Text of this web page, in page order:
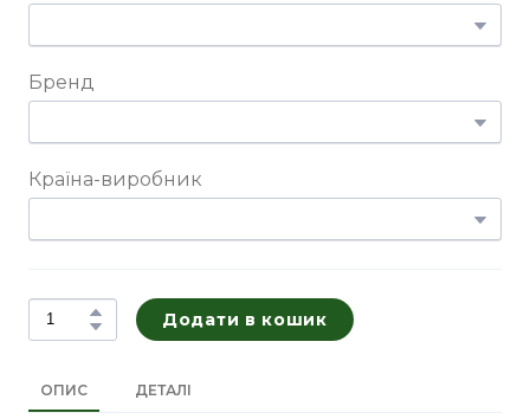
Бренд
Країна-виробник
Додати в кошик
ОПИС ДЕТАЛІ